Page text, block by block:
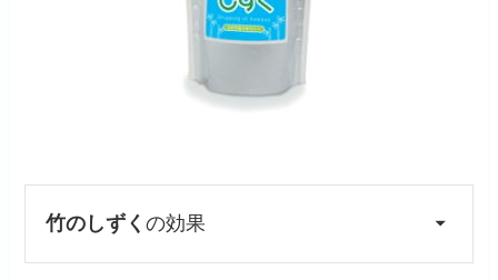
竹のしずくの効果